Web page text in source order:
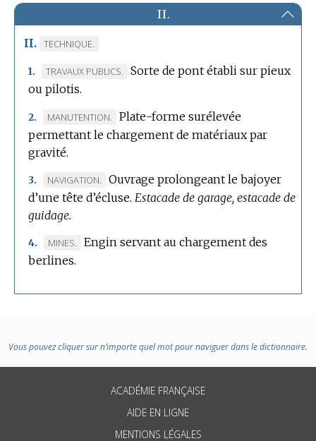
II.
II. MARQUE
DOMAINE
:
TECHNIQUE.
1.
MARQUE
DE
:
TRAVAUX PUBLICS.
Sorte de pont établi sur pieux
ou pilotis.
2.
MARQUE
DE
DOMAINE
MANUTENTION.
Plate-forme surélevée
permettant le chargement de matériaux par
gravité.
3.
MARQUE
DE
DOMAINE
NAVIGATION.
Ouvrage prolongeant le bajoyer
d’une tête d’écluse. Estacade de garage, estacade de
guidage.
4.
MARQUE
DE
:
MINES.
Engin servant au chargement des
berlines.
Vous pouvez cliquer sur n’importe quel mot pour naviguer dans le dictionnaire.
ACADÉMIE FRANÇAISE
AIDE EN LIGNE
MENTIONS LÉGALES